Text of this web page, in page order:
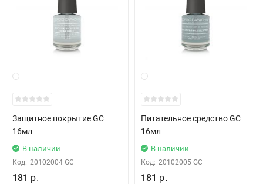
Защитное покрытие GC
16мл
В наличии
Код: 20102004 GC
181 р.
Питательное средство GC
16мл
В наличии
Код: 20102005 GC
181 р.